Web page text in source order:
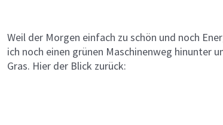
Weil der Morgen einfach zu schön und noch
ich noch einen grünen Maschinenweg hinunter
Gras. Hier der Blick zurück: